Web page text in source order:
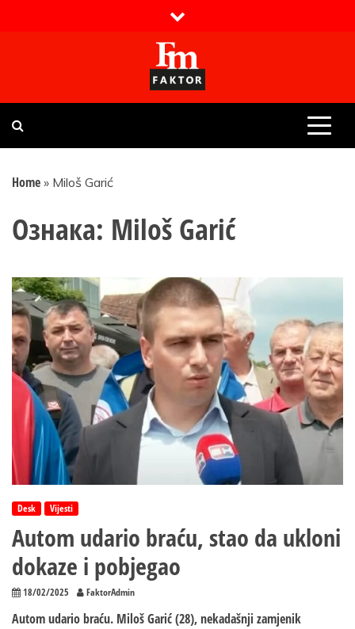
Faktor magazin
Uvijek presudan
Home » Miloš Garić
Ознака: Miloš Garić
Desk Vijesti
Autom udario braću, stao da ukloni
dokaze i pobjegao
18/02/2025 FaktorAdmin
Autom udario braću. Miloš Garić (28), nekadašnji zamjenik